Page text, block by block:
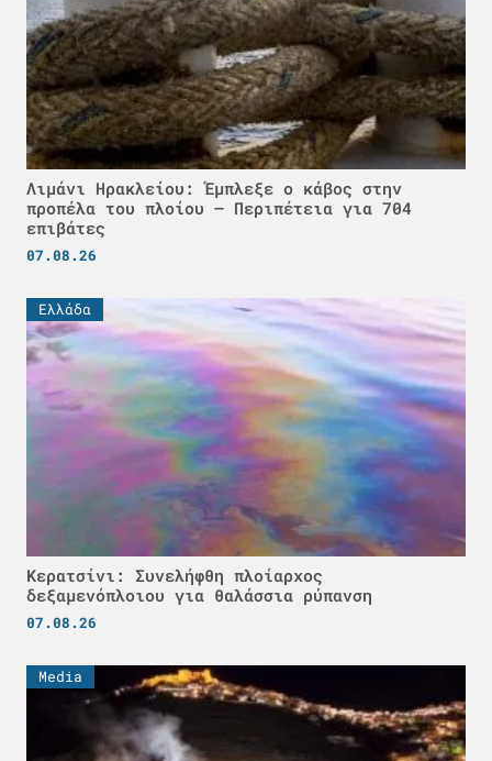
Λιμάνι Ηρακλείου: Έμπλεξε ο κάβος στην
προπέλα του πλοίου – Περιπέτεια για 704
επιβάτες
07.08.26
Ελλάδα
Κερατσίνι: Συνελήφθη πλοίαρχος
δεξαμενόπλοιου για θαλάσσια ρύπανση
07.08.26
Media